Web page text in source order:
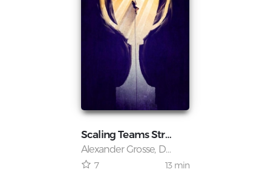
Scaling Teams Strategies for Building Successful Teams and Organizations RO
Alexander Grosse, David Jessi Loftesness
7 13 min